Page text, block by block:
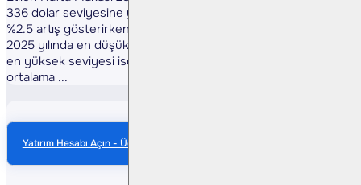
336 dolar seviyesine yükseldi. Etilen fiyatları haftalık olarak
%2.5 artış gösterirken; Nafta fiyatları %0.7 artış gösterdi.
2025 yılında en düşük 90 doları (03 Ocak) gören makasın,
en yüksek seviyesi ise 373 dolar (7 Mart) oldu. 2025 yılında
ortalama ...
Yatırım Hesabı Açın - Ücretsiz Anlık Veri